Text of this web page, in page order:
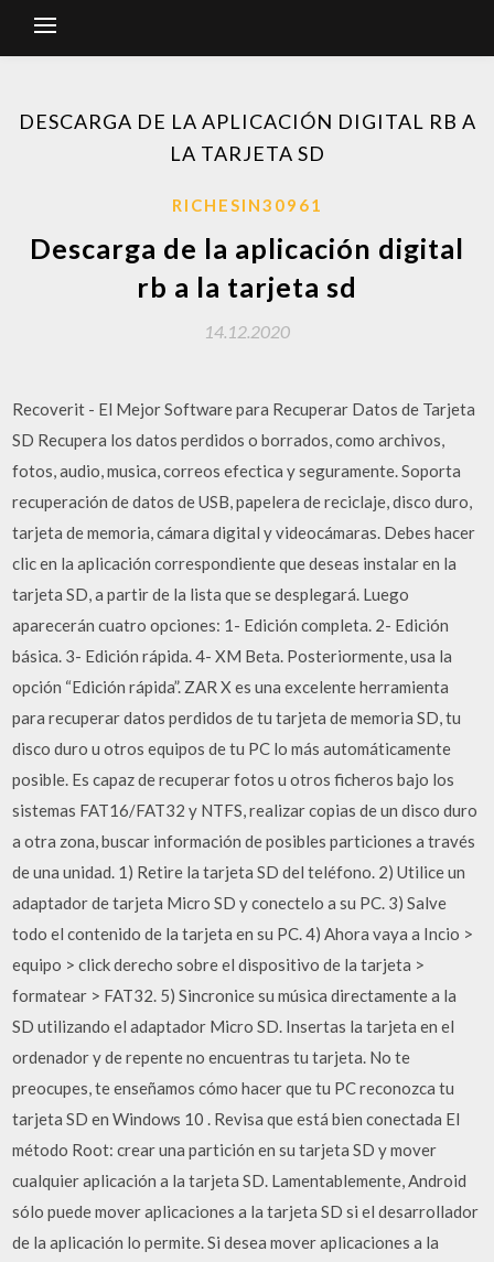
DESCARGA DE LA APLICACIÓN DIGITAL RB A
LA TARJETA SD
RICHESIN30961
Descarga de la aplicación digital
rb a la tarjeta sd
14.12.2020
Recoverit - El Mejor Software para Recuperar Datos de Tarjeta
SD Recupera los datos perdidos o borrados, como archivos,
fotos, audio, musica, correos efectica y seguramente. Soporta
recuperación de datos de USB, papelera de reciclaje, disco duro,
tarjeta de memoria, cámara digital y videocámaras. Debes hacer
clic en la aplicación correspondiente que deseas instalar en la
tarjeta SD, a partir de la lista que se desplegará. Luego
aparecerán cuatro opciones: 1- Edición completa. 2- Edición
básica. 3- Edición rápida. 4- XM Beta. Posteriormente, usa la
opción “Edición rápida”. ZAR X es una excelente herramienta
para recuperar datos perdidos de tu tarjeta de memoria SD, tu
disco duro u otros equipos de tu PC lo más automáticamente
posible. Es capaz de recuperar fotos u otros ficheros bajo los
sistemas FAT16/FAT32 y NTFS, realizar copias de un disco duro
a otra zona, buscar información de posibles particiones a través
de una unidad. 1) Retire la tarjeta SD del teléfono. 2) Utilice un
adaptador de tarjeta Micro SD y conectelo a su PC. 3) Salve
todo el contenido de la tarjeta en su PC. 4) Ahora vaya a Incio >
equipo > click derecho sobre el dispositivo de la tarjeta >
formatear > FAT32. 5) Sincronice su música directamente a la
SD utilizando el adaptador Micro SD. Insertas la tarjeta en el
ordenador y de repente no encuentras tu tarjeta. No te
preocupes, te enseñamos cómo hacer que tu PC reconozca tu
tarjeta SD en Windows 10 . Revisa que está bien conectada El
método Root: crear una partición en su tarjeta SD y mover
cualquier aplicación a la tarjeta SD. Lamentablemente, Android
sólo puede mover aplicaciones a la tarjeta SD si el desarrollador
de la aplicación lo permite. Si desea mover aplicaciones a la